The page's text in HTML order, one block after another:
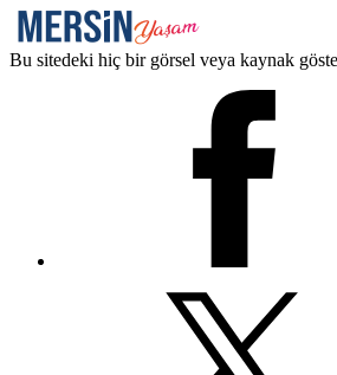
Bu sitedeki hiç bir görsel veya kaynak